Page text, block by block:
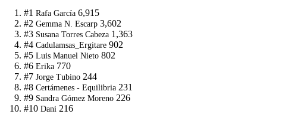
#1 Rafa García 6,915
#2 Gemma N. Escarp 3,602
#3 Susana Torres Cabeza 1,363
#4 Cadulamsas_Ergitare 902
#5 Luis Manuel Nieto 802
#6 Erika 770
#7 Jorge Tubino 244
#8 Certámenes - Equilibria 231
#9 Sandra Gómez Moreno 226
#10 Dani 216